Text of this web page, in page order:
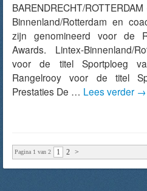
BARENDRECHT/
Binnenland/Rotterdam en
zijn genomineerd voor de
Awards. Lintex-Binnenland/
voor de titel Sportploeg
Rangelrooy voor de titel
Prestaties De … Lees verder →
Pagina 1 van 2 1 2 >